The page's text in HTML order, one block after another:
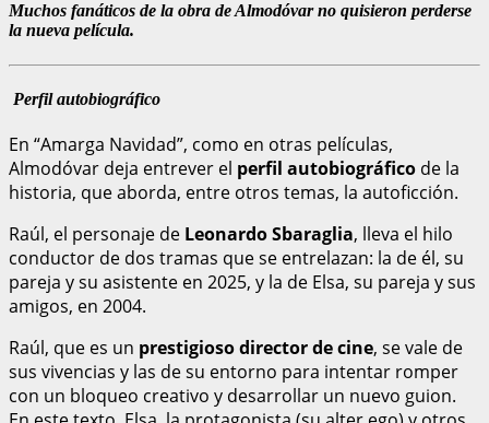
Muchos fanáticos de la obra de Almodóvar no quisieron perderse
la nueva película.
Perfil autobiográfico
En “Amarga Navidad”, como en otras películas,
Almodóvar deja entrever el perfil autobiográfico de la
historia, que aborda, entre otros temas, la autoficción.
Raúl, el personaje de Leonardo Sbaraglia, lleva el hilo
conductor de dos tramas que se entrelazan: la de él, su
pareja y su asistente en 2025, y la de Elsa, su pareja y sus
amigos, en 2004.
Raúl, que es un prestigioso director de cine, se vale de
sus vivencias y las de su entorno para intentar romper
con un bloqueo creativo y desarrollar un nuevo guion.